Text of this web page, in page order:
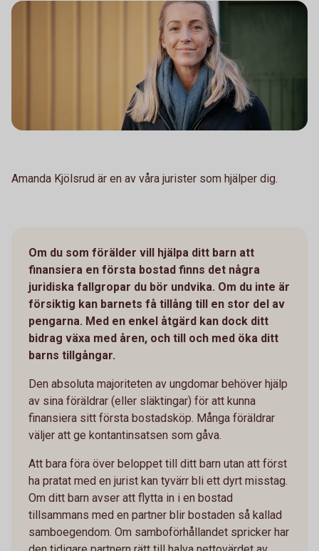
Amanda Kjölsrud är en av våra jurister som hjälper dig.
Om du som förälder vill hjälpa ditt barn att
finansiera en första bostad finns det några
juridiska fallgropar du bör undvika. Om du inte är
försiktig kan barnets få tillång till en stor del av
pengarna. Med en enkel åtgärd kan dock ditt
bidrag växa med åren, och till och med öka ditt
barns tillgångar.
Den absoluta majoriteten av ungdomar behöver hjälp
av sina föräldrar (eller släktingar) för att kunna
finansiera sitt första bostadsköp. Många föräldrar
väljer att ge kontantinsatsen som gåva.
Att bara föra över beloppet till ditt barn utan att först
ha pratat med en jurist kan tyvärr bli ett dyrt misstag.
Om ditt barn avser att flytta in i en bostad
tillsammans med en partner blir bostaden så kallad
samboegendom. Om samboförhållandet spricker har